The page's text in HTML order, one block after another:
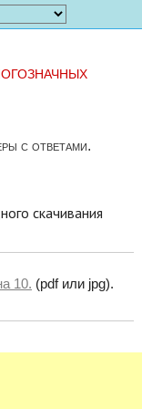
с ответами.
скачивания
10. (pdf или jpg).